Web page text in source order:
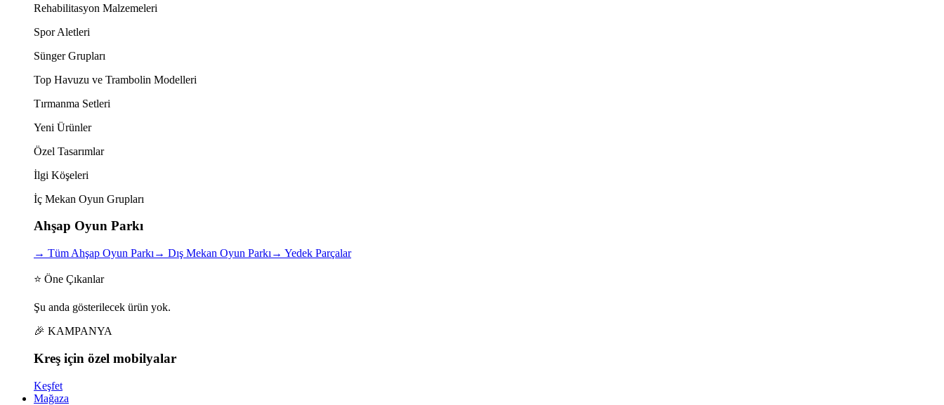
Rehabilitasyon Malzemeleri
Spor Aletleri
Sünger Grupları
Top Havuzu ve Trambolin Modelleri
Tırmanma Setleri
Yeni Ürünler
Özel Tasarımlar
İlgi Köşeleri
İç Mekan Oyun Grupları
Ahşap Oyun Parkı
→ Tüm Ahşap Oyun Parkı → Dış Mekan Oyun Parkı → Yedek Parçalar
⭐ Öne Çıkanlar
Şu anda gösterilecek ürün yok.
🎉 KAMPANYA
Kreş için özel mobilyalar
Keşfet
Mağaza